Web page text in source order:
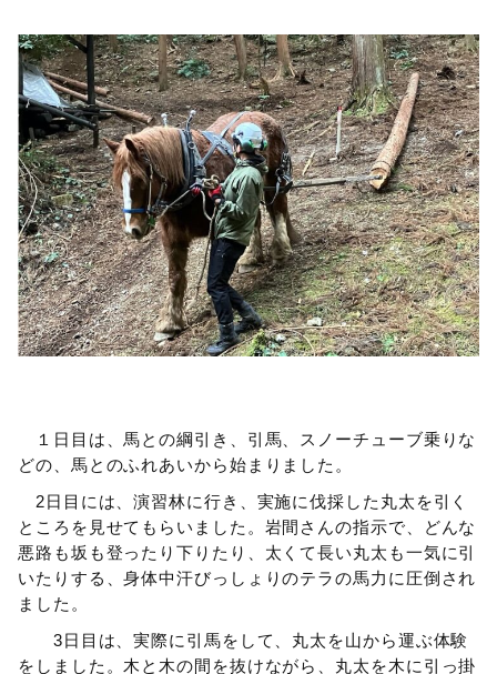
１日目は、馬との綱引き、引馬、スノーチューブ乗りな
どの、馬とのふれあいから始まりました。
2日目には、演習林に行き、実施に伐採した丸太を引く
ところを見せてもらいました。岩間さんの指示で、どんな
悪路も坂も登ったり下りたり、太くて長い丸太も一気に引
いたりする、身体中汗びっしょりのテラの馬力に圧倒され
ました。
3日目は、実際に引馬をして、丸太を山から運ぶ体験
をしました。木と木の間を抜けながら、丸太を木に引っ掛